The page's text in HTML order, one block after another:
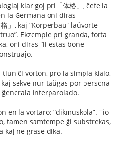
klarigoj pri「体格」, ĉefe la
la Germana oni diras
」, kaj “Körperbau” laŭvorte
Ekzemple pri granda, forta
oni diras “li estas bone
tiun ĉi vorton, pro la simpla kialo,
kaj sekve nur taŭgas por persona
interparolado.
en la vortaro: “dikmuskola”. Tio
tamen samtempe ĝi substrekas,
kaj ne grase dika.